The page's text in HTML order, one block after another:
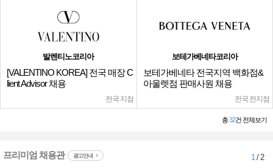
발렌티노코리아
[VALENTINO KOREA] 전국 매장 C
lient Advisor 채용
전국 지점
보테가베네타코리아
보테가베네타 전국지역 백화점&
아울렛점 판매사원 채용
전국 전지점
총32건 전체보기
프리미엄 채용관 광고안내 1/ 2